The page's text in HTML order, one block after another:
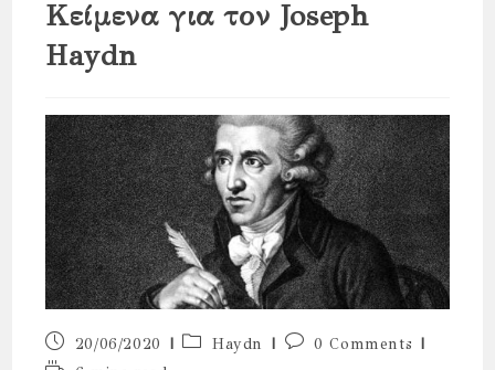
Κείμενα για τον Joseph
Haydn
Post
published:
20/06/2020
PostHaydn
Post0 Comments